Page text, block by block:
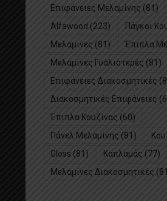
Επιφάνειες Μελαμίνης (81)
Alfawood (223) Πάγκοι
Μελαμινες (81) Έπιπλα
Μελαμίνες Γυαλιστερές (81)
Επιφάνειες Διακοσμητικές
Διακοσμητικές Επιφάνειες
Έπιπλα Κουζίνας (60)
Πάνελ Μελαμίνης (81)
Gloss (81) Καπλαμάς (77)
Μελαμίνες Διακοσμητικές